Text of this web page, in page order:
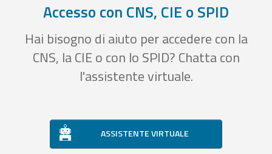
Accesso con CNS, CIE o SPID
Hai bisogno di aiuto per accedere con la
CNS, la CIE o con lo SPID? Chatta con
l'assistente virtuale.
ASSISTENTE VIRTUALE